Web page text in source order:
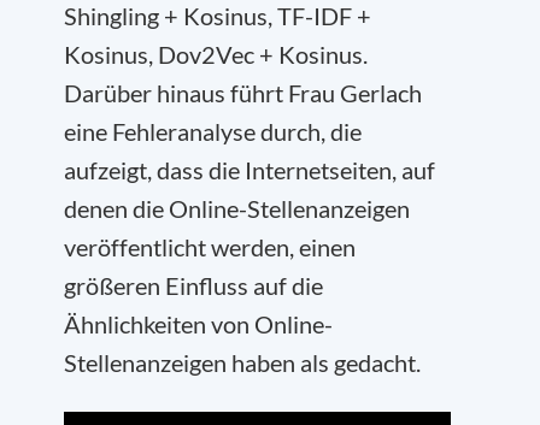
Shingling + Kosinus, TF-IDF +
Kosinus, Dov2Vec + Kosinus.
Darüber hinaus führt Frau Gerlach
eine Fehleranalyse durch, die
aufzeigt, dass die Internetseiten, auf
denen die Online-Stellenanzeigen
veröffentlicht werden, einen
größeren Einfluss auf die
Ähnlichkeiten von Online-
Stellenanzeigen haben als gedacht.